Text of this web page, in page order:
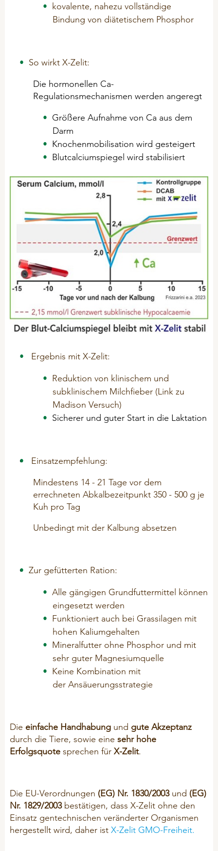
Mineralfutter
Mineral-Leckmassen
Problemlöser
KANINCHEN
Problemlöser
kovalente, nahezu vollständige
Bindung von diätetischem Phosphor
So wirkt X-Zelit:
Die hormonellen Ca-
Regulationsmechanismen werden angeregt
Größere Aufnahme von Ca aus dem
Darm
Knochenmobilisation wird gesteigert
Blutcalciumspiegel wird stabilisiert
Ergebnis mit X-Zelit:
Reduktion von klinischem und
subklinischem Milchfieber (Link zu
Madison Versuch)
Sicherer und guter Start in die Laktation
Einsatzempfehlung:
Mindestens 14 - 21 Tage vor dem
errechneten Abkalbezeitpunkt 350 - 500 g je
Kuh pro Tag
Unbedingt mit der Kalbung absetzen
Zur gefütterten Ration:
Alle gängigen Grundfuttermittel können
eingesetzt werden
Funktioniert auch bei Grassilagen mit
hohen Kaliumgehalten
Mineralfutter ohne Phosphor und mit
sehr guter Magnesiumquelle
Keine Kombination mit
der Ansäuerungsstrategie
Die einfache Handhabung und gute Akzeptanz
durch die Tiere, sowie eine sehr hohe
Erfolgsquote sprechen für X-Zelit.
Die EU-Verordnungen (EG) Nr. 1830/2003und (EG)
Nr. 1829/2003 bestätigen, dass X-Zelit ohne den
Einsatz gentechnischen veränderter Organismen
hergestellt wird, daher ist X-Zelit GMO-Freiheit.